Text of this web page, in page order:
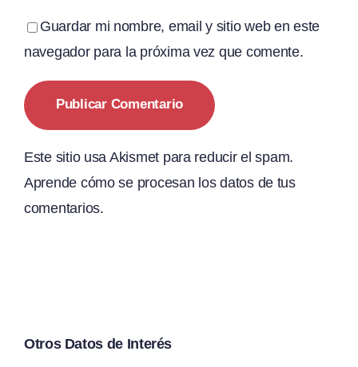
Guardar mi nombre, email y sitio web en este
navegador para la próxima vez que comente.
Este sitio usa Akismet para reducir el spam.
Aprende cómo se procesan los datos de tus
comentarios.
Otros Datos de Interés